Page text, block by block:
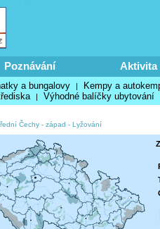
Poznávání Aktivita
a bungalovy | Kempy a
| Výhodné balíčky ubytování
Čechy - západ - Lyžování